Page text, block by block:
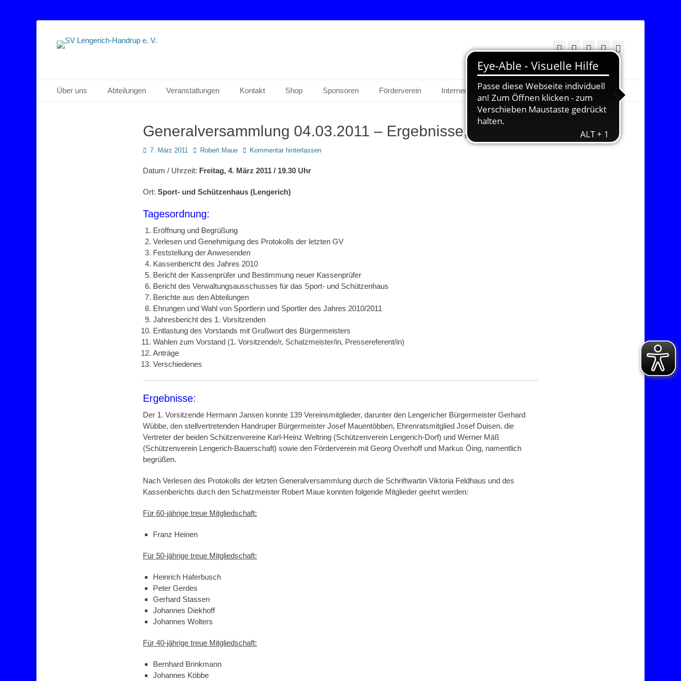
SV Lengerich-Handrup e. V.
Sportverein Lengerich Handrup Facebook
Twitter
E- YouTube
Primäres Menü
Zum
Inhalt
Über uns Abteilungen Veranstaltungen Kontakt Shop Sponsoren Förderverein Interner Bereich
Generalversammlung 04.03.2011 – Ergebnisse, Fotos
Posted
7. März 2011 AutorRobert Maue Kommentar hinterlassen
Datum / Uhrzeit: Freitag, 4. März 2011 / 19.30 Uhr
Ort: Sport- und Schützenhaus (Lengerich)
Tagesordnung:
Eröffnung und Begrüßung
Verlesen und Genehmigung des Protokolls der letzten GV
Feststellung der Anwesenden
Kassenbericht des Jahres 2010
Bericht der Kassenprüfer und Bestimmung neuer Kassenprüfer
Bericht des Verwaltungsausschusses für das Sport- und Schützenhaus
Berichte aus den Abteilungen
Ehrungen und Wahl von Sportlerin und Sportler des Jahres 2010/2011
Jahresbericht des 1. Vorsitzenden
Entlastung des Vorstands mit Grußwort des Bürgermeisters
Wahlen zum Vorstand (1. Vorsitzende/r, Schatzmeister/in, Pressereferent/in)
Anträge
Verschiedenes
Ergebnisse:
Der 1. Vorsitzende Hermann Jansen konnte 139 Vereinsmitglieder, darunter den Lengericher Bürgermeister Gerhard
Wübbe, den stellvertretenden Handruper Bürgermeister Josef Mauentöbben, Ehrenratsmitglied Josef Duisen, die
Vertreter der beiden Schützenvereine Karl-Heinz Weltring (Schützenverein Lengerich-Dorf) und Werner Mäß
(Schützenverein Lengerich-Bauerschaft) sowie den Förderverein mit Georg Overhoff und Markus Öing, namentlich
begrüßen.
Nach Verlesen des Protokolls der letzten Generalversammlung durch die Schriftwartin Viktoria Feldhaus und des
Kassenberichts durch den Schatzmeister Robert Maue konnten folgende Mitglieder geehrt werden:
Für 60-jährige treue Mitgliedschaft:
Franz Heinen
Für 50-jährige treue Mitgliedschaft:
Heinrich Haferbusch
Peter Gerdes
Gerhard Stassen
Johannes Diekhoff
Johannes Wolters
Für 40-jährige treue Mitgliedschaft:
Bernhard Brinkmann
Johannes Köbbe